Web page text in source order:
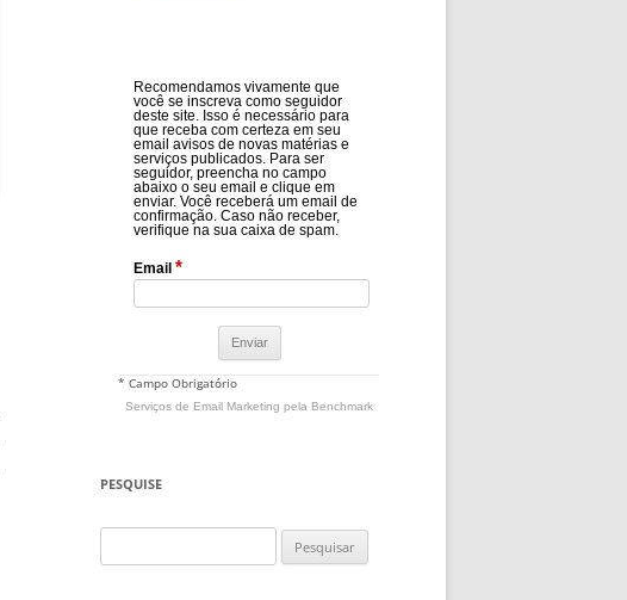
Recomendamos vivamente que
você se inscreva como seguidor
deste site. Isso é necessário para
que receba com certeza em seu
email avisos de novas matérias e
serviços publicados. Para ser
seguidor, preencha no campo
abaixo o seu email e clique em
enviar. Você receberá um email de
confirmação. Caso não receber,
verifique na sua caixa de spam.
Email *
* Campo Obrigatório
Serviços de Email Marketing pela Benchmark
PESQUISE
por: